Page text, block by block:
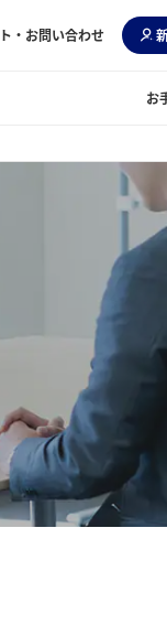
・お問い合わせ
お